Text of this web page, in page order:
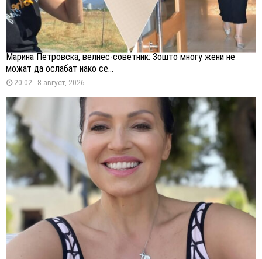
Марина Петровска, велнес-советник: Зошто многу жени не
можат да ослабат иако се...
20:02 - 8 август, 2026